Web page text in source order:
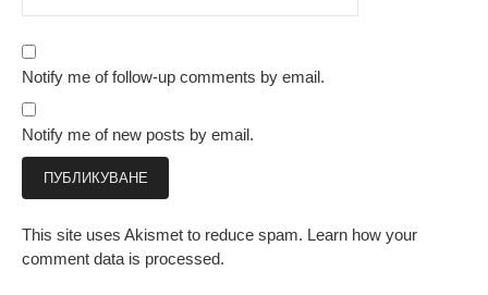
Notify me of follow-up comments by email.
Notify me of new posts by email.
This site uses Akismet to reduce spam. Learn how your
comment data is processed.